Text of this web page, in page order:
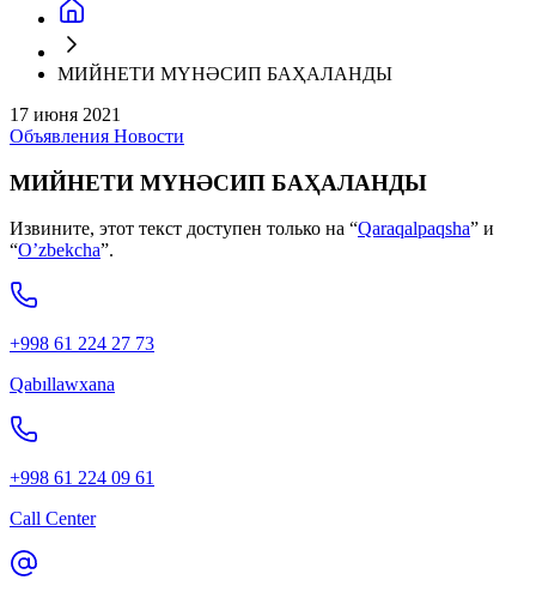
МИЙНЕТИ МҮНӘСИП БАҲАЛАНДЫ
17 июня 2021
Объявления Новости
МИЙНЕТИ МҮНӘСИП БАҲАЛАНДЫ
Извините, этот текст доступен только на “Qaraqalpaqsha” и
“O’zbekcha”.
+998 61 224 27 73
Qabıllawxana
+998 61 224 09 61
Call Center